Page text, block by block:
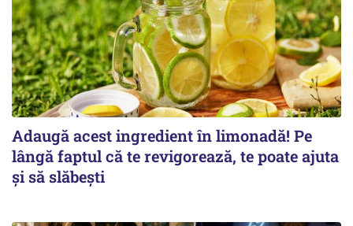
Adaugă acest ingredient în limonadă! Pe
lângă faptul că te revigorează, te poate ajuta
și să slăbești